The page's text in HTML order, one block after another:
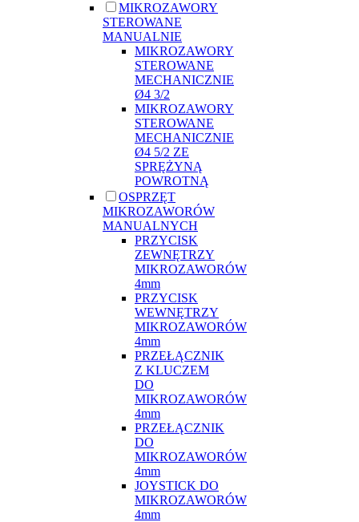
MIKROZAWORY
STEROWANE
MANUALNIE
MIKROZAWORY
STEROWANE
MECHANICZNIE
Ø4 3/2
MIKROZAWORY
STEROWANE
MECHANICZNIE
Ø4 5/2 ZE
SPRĘŻYNĄ
POWROTNĄ
OSPRZĘT
MIKROZAWORÓW
MANUALNYCH
PRZYCISK
ZEWNĘTRZY
MIKROZAWORÓW
4mm
PRZYCISK
WEWNĘTRZY
MIKROZAWORÓW
4mm
PRZEŁĄCZNIK
Z KLUCZEM
DO
MIKROZAWORÓW
4mm
PRZEŁĄCZNIK
DO
MIKROZAWORÓW
4mm
JOYSTICK DO
MIKROZAWORÓW
4mm